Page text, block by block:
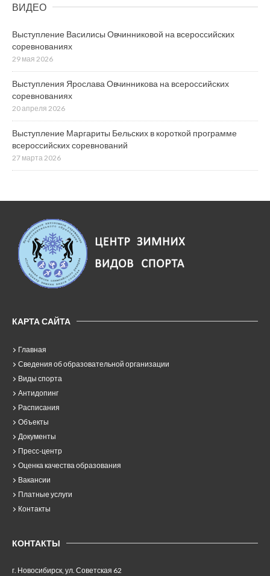
ВИДЕО
Выступление Василисы Овчинниковой на всероссийских
соревнованиях
29 мая 2026
Выступления Ярослава Овчинникова на всероссийских
соревнованиях
20 апреля 2026
Выступление Маргариты Бельских в короткой программе
всероссийских соревнований
27 марта 2026
КАРТА САЙТА
Главная
Сведения об образовательной организации
Виды спорта
Антидопинг
Расписания
Объекты
Документы
Пресс-центр
Оценка качества образования
Вакансии
Платные услуги
Контакты
КОНТАКТЫ
г. Новосибирск, ул. Советская 62